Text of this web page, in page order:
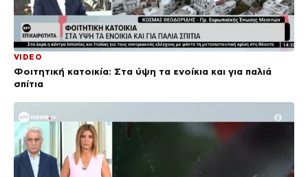
VIDEO
Φοιτητική κατοικία: Στα ύψη τα ενοίκια και για παλιά
σπίτια